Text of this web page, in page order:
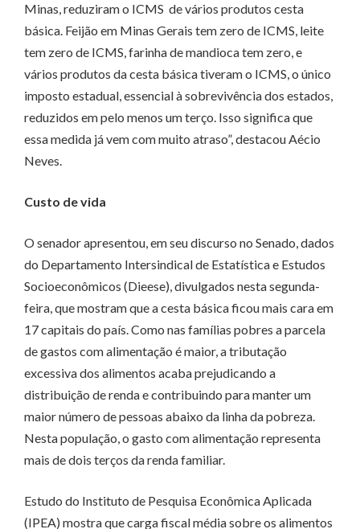
Minas, reduziram o ICMS de vários produtos cesta
básica. Feijão em Minas Gerais tem zero de ICMS, leite
tem zero de ICMS, farinha de mandioca tem zero, e
vários produtos da cesta básica tiveram o ICMS, o único
imposto estadual, essencial à sobrevivência dos estados,
reduzidos em pelo menos um terço. Isso significa que
essa medida já vem com muito atraso”, destacou Aécio
Neves.
Custo de vida
O senador apresentou, em seu discurso no Senado, dados
do Departamento Intersindical de Estatística e Estudos
Socioeconômicos (Dieese), divulgados nesta segunda-
feira, que mostram que a cesta básica ficou mais cara em
17 capitais do país. Como nas famílias pobres a parcela
de gastos com alimentação é maior, a tributação
excessiva dos alimentos acaba prejudicando a
distribuição de renda e contribuindo para manter um
maior número de pessoas abaixo da linha da pobreza.
Nesta população, o gasto com alimentação representa
mais de dois terços da renda familiar.
Estudo do Instituto de Pesquisa Econômica Aplicada
(IPEA) mostra que carga fiscal média sobre os alimentos